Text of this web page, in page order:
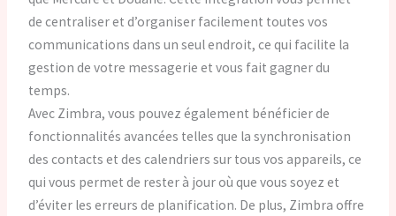
de centraliser et d’organiser facilement toutes vos
communications dans un seul endroit, ce qui facilite la
gestion de votre messagerie et vous fait gagner du
temps.
Avec Zimbra, vous pouvez également bénéficier de
fonctionnalités avancées telles que la synchronisation
des contacts et des calendriers sur tous vos appareils, ce
qui vous permet de rester à jour où que vous soyez et
d’éviter les erreurs de planification. De plus, Zimbra offre